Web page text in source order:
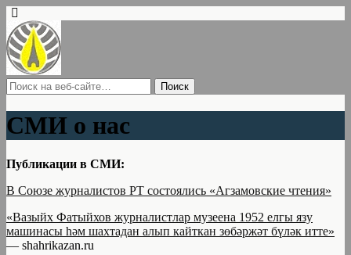
СМИ о нас
Публикации в СМИ:
В Союзе журналистов РТ состоялись «Агзамовские чтения»
«Вазыйх Фатыйхов журналистлар музеена 1952 елгы язу
машинасы һәм шахтадан алып кайткан зөбәржәт бүләк итте»
— shahrikazan.ru